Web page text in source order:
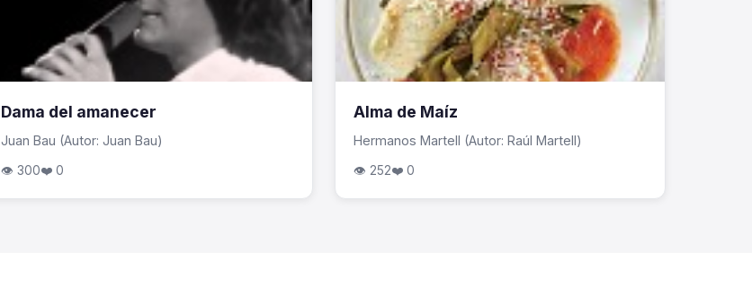
Dama del amanecer
Juan Bau (Autor: Juan Bau)
👁 300❤️ 0
Alma de Maíz
Hermanos Martell (Autor: Raúl Martell)
👁 252❤️ 0